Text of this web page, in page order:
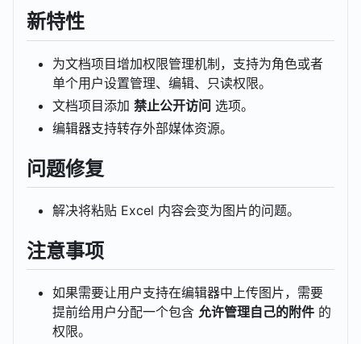
新特性
为文档项目增加权限管理机制，支持为角色或者
单个用户设置管理、编辑、只读权限。
文档项目添加 禁止公开访问 选项。
编辑器支持转存外部媒体资源。
问题修复
解决将粘贴 Excel 内容会变为图片的问题。
注意事项
如果需要让用户支持在编辑器中上传图片，需要
提前给用户分配一个包含 允许管理自己的附件 的
权限。